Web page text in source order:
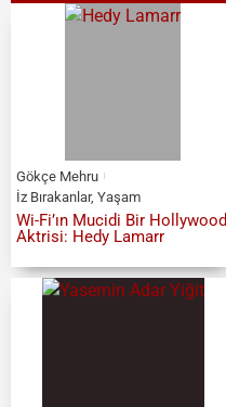
Gökçe Mehru
İz Bırakanlar, Yaşam
Wi-Fi’ın Mucidi Bir Hollywood
Aktrisi: Hedy Lamarr